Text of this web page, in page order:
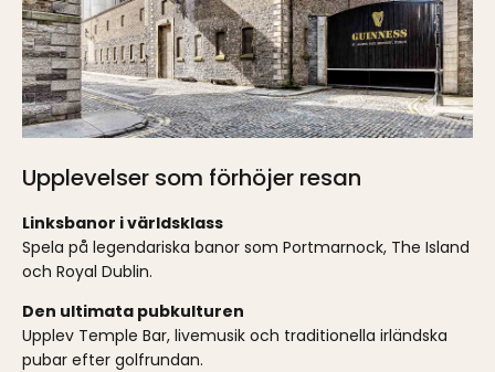
Upplevelser som förhöjer resan
Linksbanor i världsklass
Spela på legendariska banor som Portmarnock, The Island
och Royal Dublin.
Den ultimata pubkulturen
Upplev Temple Bar, livemusik och traditionella irländska
pubar efter golfrundan.